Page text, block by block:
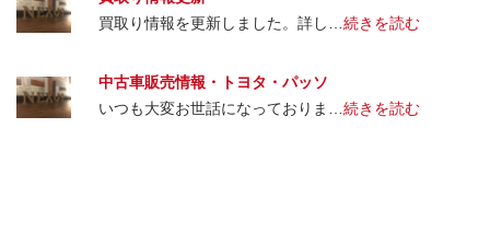
買取り情報を更新しました。詳し… 続きを読む
中古車販売情報・トヨタ・パッソ
いつも大変お世話になっておりま… 続きを読む